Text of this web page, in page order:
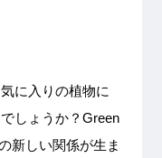
に入りの植物に
しょうか？Green
新しい関係が生ま